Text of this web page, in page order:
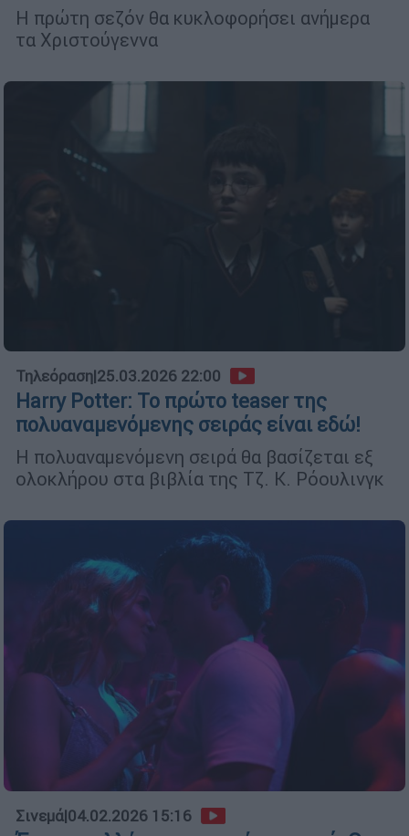
Η πρώτη σεζόν θα κυκλοφορήσει ανήμερα
τα Χριστούγεννα
Τηλεόραση|25.03.2026 22:00
Harry Potter: Το πρώτο teaser της
πολυαναμενόμενης σειράς είναι εδώ!
Η πολυαναμενόμενη σειρά θα βασίζεται εξ
ολοκλήρου στα βιβλία της Τζ. Κ. Ρόουλινγκ
Σινεμά|04.02.2026 15:16